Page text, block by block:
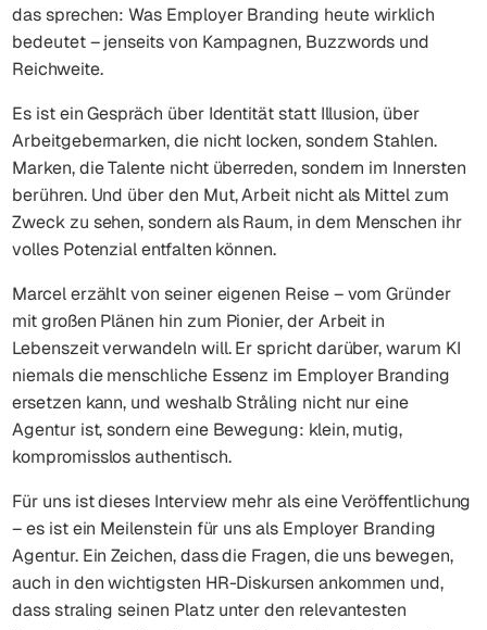
das sprechen: Was Employer Branding heute wirklich
bedeutet – jenseits von Kampagnen, Buzzwords und
Reichweite.
Es ist ein Gespräch über Identität statt Illusion, über
Arbeitgebermarken, die nicht locken, sondern Stahlen.
Marken, die Talente nicht überreden, sondern im Innersten
berühren. Und über den Mut, Arbeit nicht als Mittel zum
Zweck zu sehen, sondern als Raum, in dem Menschen ihr
volles Potenzial entfalten können.
Marcel erzählt von seiner eigenen Reise – vom Gründer
mit großen Plänen hin zum Pionier, der Arbeit in
Lebenszeit verwandeln will. Er spricht darüber, warum KI
niemals die menschliche Essenz im Employer Branding
ersetzen kann, und weshalb Stråling nicht nur eine
Agentur ist, sondern eine Bewegung: klein, mutig,
kompromisslos authentisch.
Für uns ist dieses Interview mehr als eine Veröffentlichung
– es ist ein Meilenstein für uns als Employer Branding
Agentur. Ein Zeichen, dass die Fragen, die uns bewegen,
auch in den wichtigsten HR-Diskursen ankommen und,
dass straling seinen Platz unter den relevantesten